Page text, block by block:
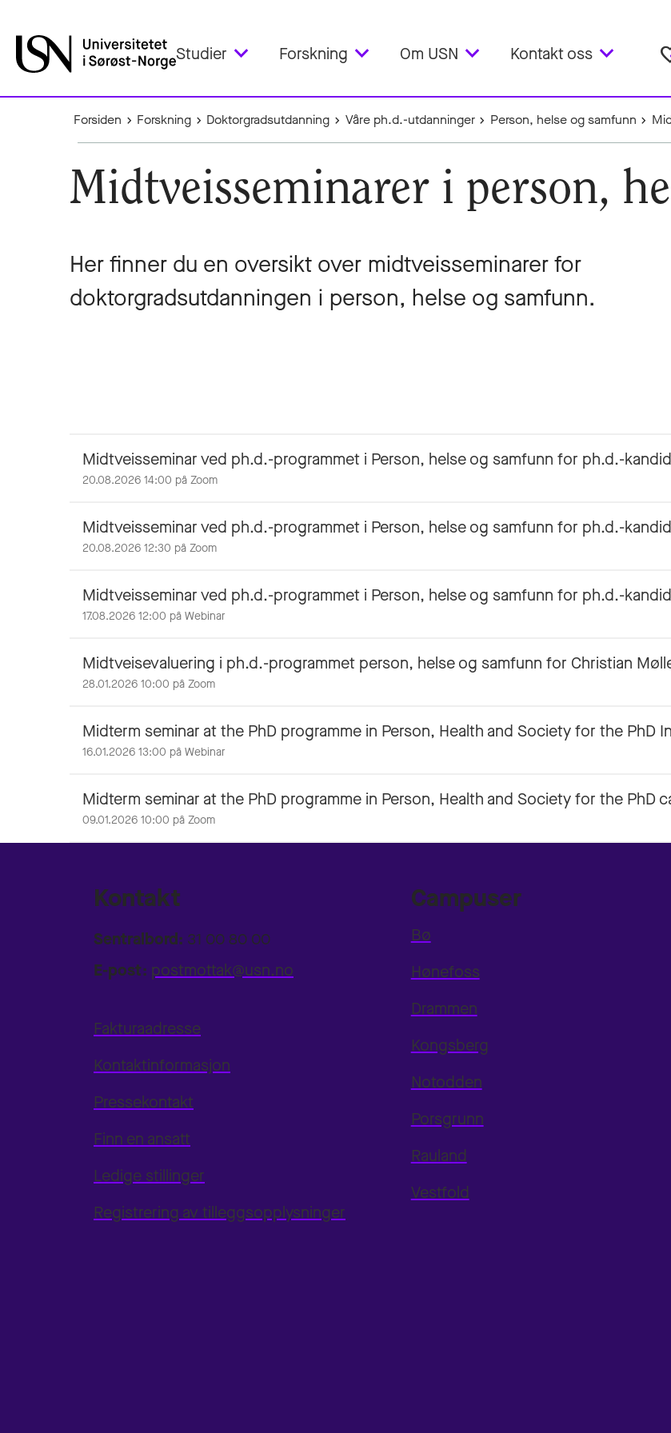
Studier Forskning Om USN Kontakt oss
Forsiden Forskning Doktorgradsutdanning Våre ph.d.-utdanninger Person, helse og samfunn
Midtveisseminarer i person,
Her finner du en oversikt over midtveisseminarer for
doktorgradsutdanningen i person, helse og samfunn.
Midtveisseminar ved ph.d.-programmet i Person, helse og samfunn for ph.d.-
20.08.2026 14:00 på Zoom
Midtveisseminar ved ph.d.-programmet i Person, helse og samfunn for ph.d.-
20.08.2026 12:30 på Zoom
Midtveisseminar ved ph.d.-programmet i Person, helse og samfunn for ph.d.-
17.08.2026 12:00 på Webinar
Midtveisevaluering i ph.d.-programmet person, helse og samfunn for Christian
28.01.2026 10:00 på Zoom
Midterm seminar at the PhD programme in Person, Health and Society for the PhD
16.01.2026 13:00 på Webinar
Midterm seminar at the PhD programme in Person, Health and Society for the PhD
09.01.2026 10:00 på Zoom
Kontakt
Sentralbord: 31 00 80 00
E-post: postmottak@usn.no
Fakturaadresse
Kontaktinformasjon
Pressekontakt
Finn en ansatt
Ledige stillinger
Registrering av tilleggsopplysninger
Campuser
Bø
Hønefoss
Drammen
Kongsberg
Notodden
Porsgrunn
Rauland
Vestfold